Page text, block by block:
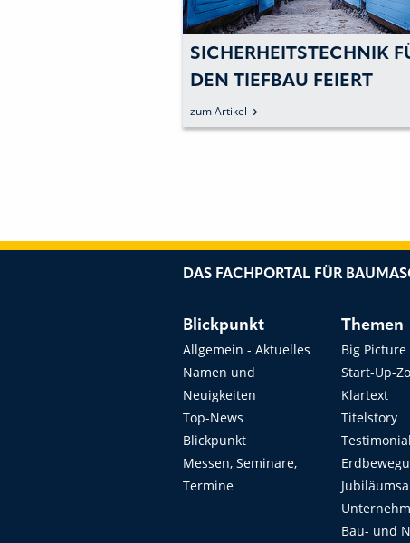
SICHERHEITSTECHNIK
DEN TIEFBAU FEIERT
JUBILÄUM
zum Artikel
DAS FACHPORTAL FÜR
Blickpunkt
Allgemein - Aktuelles
Namen und
Neuigkeiten
Top-News
Blickpunkt
Messen, Seminare,
Termine
Themen
Big Picture
Start-Up-
Klartext
Titelstory
Testimonial
Bau- und